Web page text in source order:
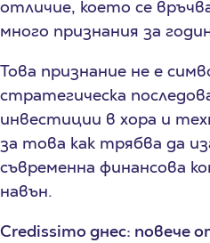
отличие, което се
много признания за
Това признание не е
стратегическа
инвестиции в хора и
за това как трябва да
съвременна финансова
навън.
Credissimo днес: повече